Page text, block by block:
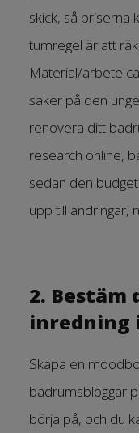
skick, så priserna
tumregel är att
Material/arbete
säker på den
renovera ditt
research online,
sedan den
upp till ändringar,
2. Bestäm
inredning
Skapa en
badrumsbloggar
börja på, och du